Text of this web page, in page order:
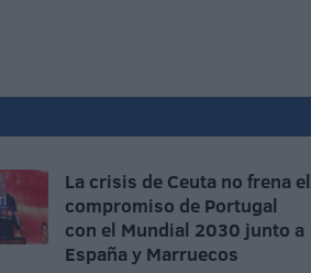
La crisis de Ceuta no frena el
compromiso de Portugal
con el Mundial 2030 junto a
España y Marruecos